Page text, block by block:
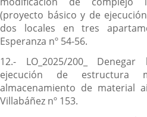
(proyecto básico y de
dos locales en tres
Esperanza nº 54-56.
12.- LO_2025/200_
ejecución de estructura
almacenamiento de material
Villabáñez nº 153.